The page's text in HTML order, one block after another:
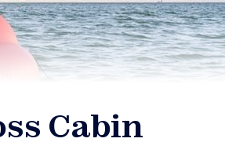
Cabin